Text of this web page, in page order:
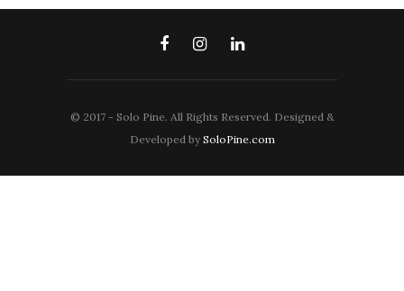
© 2017 - Solo Pine. All Rights Reserved. Designed &
Developed by SoloPine.com